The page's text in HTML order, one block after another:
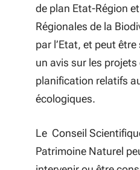
de plan Etat-Région
Régionales de la
par l’Etat, et peut
un avis sur les
planification relatifs
écologiques.
Le Conseil
Patrimoine Naturel